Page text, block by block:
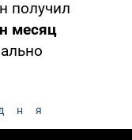
получил
месяц